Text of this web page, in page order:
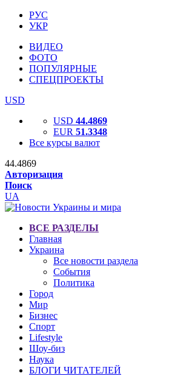
РУС
УКР
ВИДЕО
ФОТО
ПОПУЛЯРНЫЕ
СПЕЦПРОЕКТЫ
USD
USD 44.4869
EUR 51.3348
Все курсы валют
44.4869
Авторизация
Поиск
UA
ВСЕ РАЗДЕЛЫ
Главная
Украина
Все новости раздела
События
Политика
Город
Мир
Бизнес
Спорт
Lifestyle
Шоу-биз
Наука
БЛОГИ ЧИТАТЕЛЕЙ